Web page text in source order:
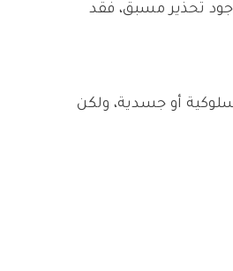
تحذير مسبق، فقد
أو جسدية، ولكن